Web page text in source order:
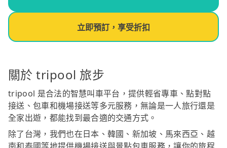
立即預訂，享受折扣
關於 tripool 旅步
tripool 是合法的智慧叫車平台，提供輕省專車、點對點
接送、包車和機場接送等多元服務，無論是一人旅行還是
全家出遊，都能找到最合適的交通方式。
除了台灣，我們也在日本、韓國、新加坡、馬來西亞、越